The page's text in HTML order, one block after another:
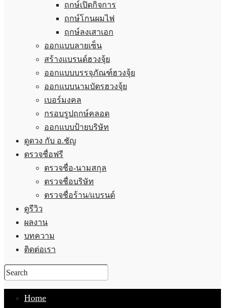
ฤกษ์เปิดกิจการ
ฤกษ์โกนผมไฟ
ฤกษ์ลงเสาเอก
ออกแบบลายเซ็น
สร้างแบรนด์ฮวงจุ้ย
ออกแบบบรรจุภัณฑ์ฮวงจุ้ย
ออกแบบนามบัตรฮวงจุ้ย
เบอร์มงคล
กรอบรูปฤกษ์คลอด
ออกแบบป้ายบริษัท
ดูดวง กับ อ.ชัญ
ตรวจชื่อฟรี
ตรวจชื่อ-นามสกุล
ตรวจชื่อบริษัท
ตรวจชื่อร้าน/แบรนด์
ดูรีวิว
ผลงาน
บทความ
ติดต่อเรา
Home